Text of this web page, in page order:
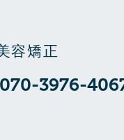
容矯正
070-3976-